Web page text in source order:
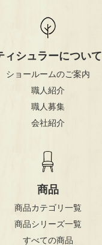
ィシュラーについて
ショールームのご案内
職人紹介
職人募集
会社紹介
商品
商品カテゴリ一覧
商品シリーズ一覧
すべての商品